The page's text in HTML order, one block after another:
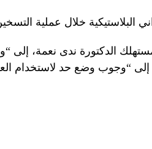
البلاستيكية خلال عملية
الدكتورة ندى نعمة، إلى
“وجوب وضع حد لاستخدام